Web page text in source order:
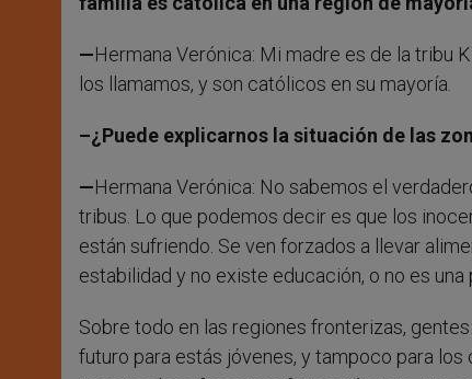
—Hermana Verónica: Mi madre es de la tribu
los llamamos, y son católicos en su mayoría.
–¿Puede explicarnos la situación de las
—Hermana Verónica: No sabemos el
tribus. Lo que podemos decir es que los
están sufriendo. Se ven forzados a llevar
estabilidad y no existe educación, o no es una
Sobre todo en las regiones fronterizas,
futuro para estás jóvenes, y tampoco para